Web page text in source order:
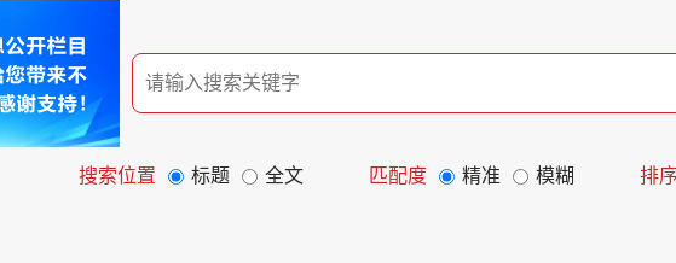
搜索位置 标题 全文 匹配度 精准 模糊 排